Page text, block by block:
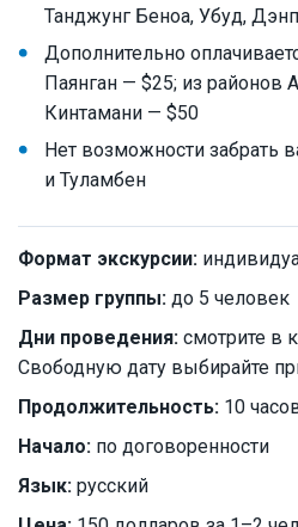
Танджунг Беноа, Убуд,
Дополнительно
Паянган — $25; из районов
Кинтамани — $50
Нет возможности забрать
и Туламбен
Формат экскурсии:
Размер группы: до 5 человек
Дни проведения: смотрите в
Свободную дату выбирайте
Продолжительность: 10
Начало: по договоренности
Язык: русский